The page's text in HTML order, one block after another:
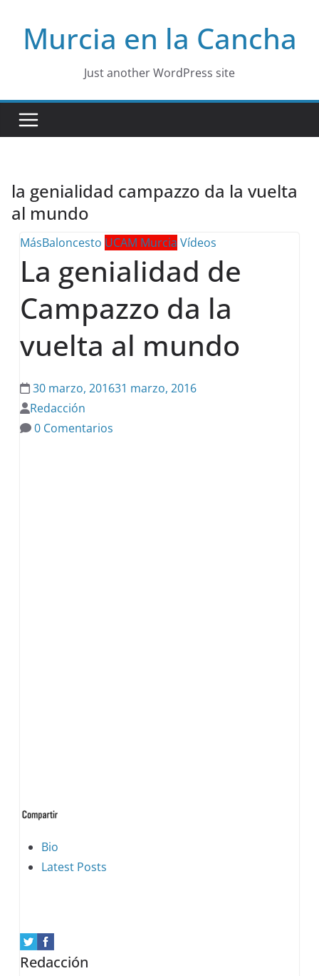
contentMurcia en la Cancha
Just another WordPress site
la genialidad campazzo da la vuelta
al mundo
MásBaloncesto UCAM Murcia Vídeos
La genialidad de
Campazzo da la
vuelta al mundo
30 marzo, 201631 marzo, 2016
Redacción
0 Comentarios
The
following
content
below.
Bio
Latest Posts
Redacción